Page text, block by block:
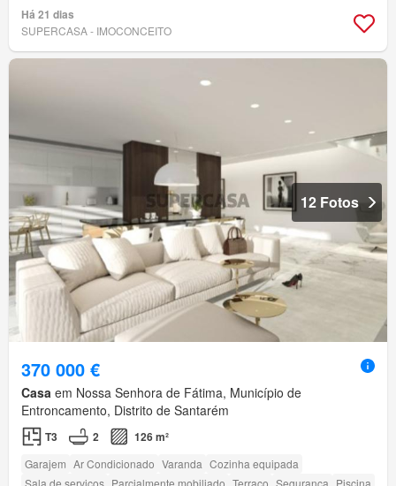
Há 21 dias
SUPERCASA - IMOCONCEITO
12 Fotos
370 000 €
Casa em Nossa Senhora de Fátima, Município de
Entroncamento, Distrito de Santarém
T3 2 126 m²
Garajem Ar Condicionado Varanda Cozinha equipada